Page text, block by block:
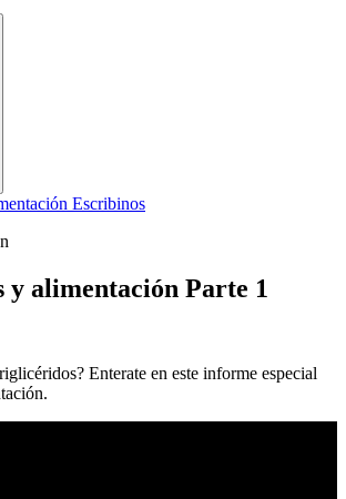
Escribinos
alimentación Parte 1
Enterate en este informe especial